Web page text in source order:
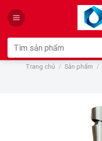
Tìm
kiếm:
Trang chủ / Sản phẩm /